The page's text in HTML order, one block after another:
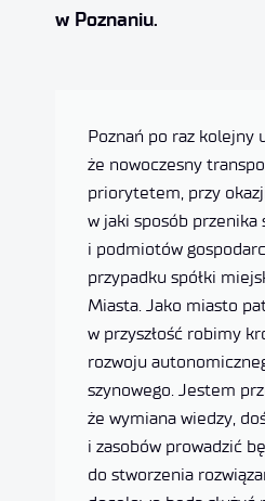
w Poznaniu.
Poznań po raz kolejny
że nowoczesny
priorytetem, przy
w jaki sposób przenika
i podmiotów
przypadku spółki
Miasta. Jako miasto
w przyszłość robimy
rozwoju
szynowego. Jestem
że wymiana wiedzy,
i zasobów prowadzić
do stworzenia